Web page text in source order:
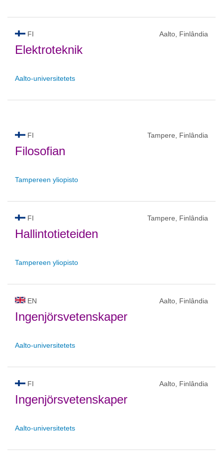
FI Aalto, Finlândia
Elektroteknik
Aalto-universitetets
FI Tampere, Finlândia
Filosofian
Tampereen yliopisto
FI Tampere, Finlândia
Hallintotieteiden
Tampereen yliopisto
EN Aalto, Finlândia
Ingenjörsvetenskaper
Aalto-universitetets
FI Aalto, Finlândia
Ingenjörsvetenskaper
Aalto-universitetets